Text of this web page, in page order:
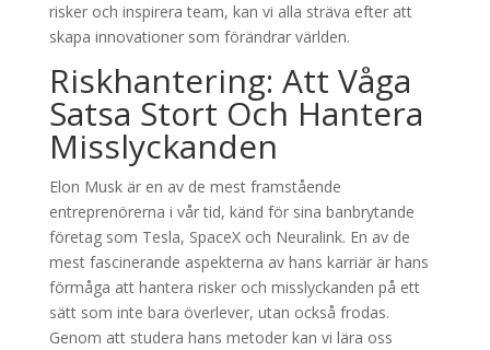
risker och inspirera team, kan vi alla sträva efter att
skapa innovationer som förändrar världen.
Riskhantering: Att Våga
Satsa Stort Och Hantera
Misslyckanden
Elon Musk är en av de mest framstående
entreprenörerna i vår tid, känd för sina banbrytande
företag som Tesla, SpaceX och Neuralink. En av de
mest fascinerande aspekterna av hans karriär är hans
förmåga att hantera risker och misslyckanden på ett
sätt som inte bara överlever, utan också frodas.
Genom att studera hans metoder kan vi lära oss